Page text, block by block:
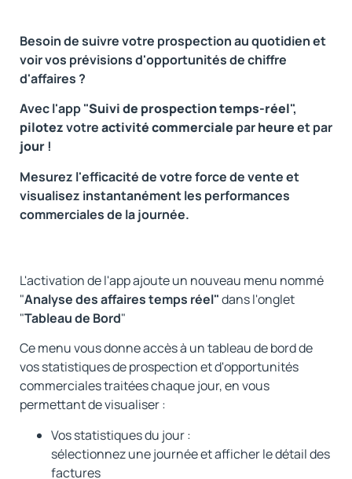
Besoin de suivre votre prospection au quotidien et
voir vos prévisions d'opportunités de chiffre
d'affaires ?
Avec l'app "Suivi de prospection temps-réel",
pilotezvotreactivité commerciale parheureet par
jour !
Mesurez l'efficacité de votre force de vente et
visualisez instantanément les performances
commerciales de la journée.
L'activation de l'app ajoute un nouveau menu nommé
"Analyse des affaires temps réel"dans l'onglet
"Tableau de Bord"
Ce menu vous donne accès à un tableau de bord de
vos statistiques de prospection et d'opportunités
commerciales traitées chaque jour, en vous
permettant de visualiser :
Vos statistiques du jour :
sélectionnez une journée et afficher le détail des
factures